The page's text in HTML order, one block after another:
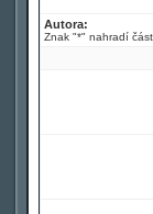
Autora:
Znak "*" nahradí